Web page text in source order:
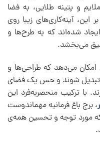
و پتینه طلایی، به فضا
این، آینه‌کاری‌های زیبا روی
ایجاد شده‌اند که به طرح‌ها و
می‌بخشد.
به آن امکان می‌دهد که طراحی‌ها و
تبدیل شوند و حس یک فضای
با ترکیب منحصربه‌فرد این
، برج باغ فرمانیه مهماندوست
مورد توجه و تحسین همه‌ی